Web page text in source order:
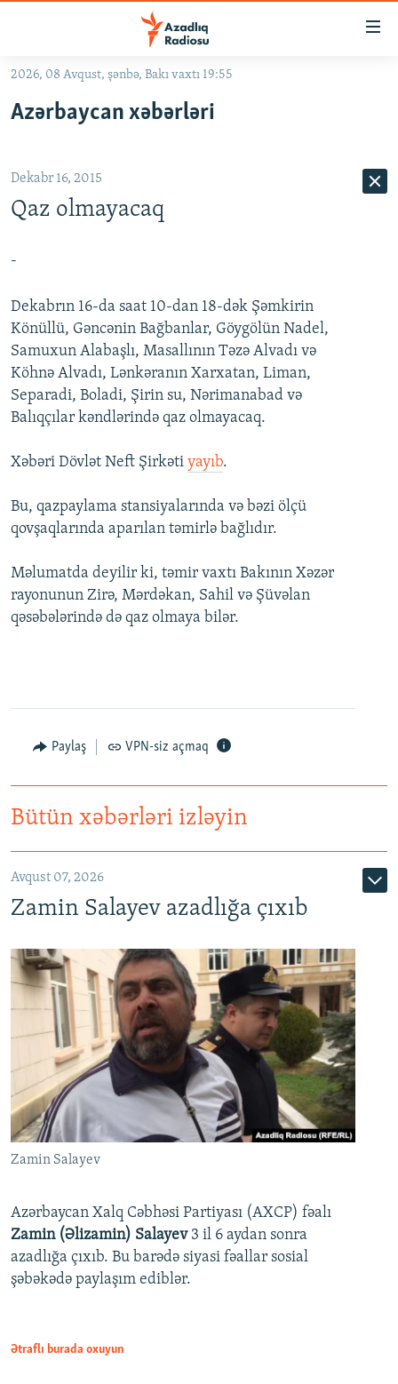
Əsas
qayıt
qayıt
Axtarışa
keçFƏRQƏ BAX
MULTIMEDIA
VIDEO
FOTOQALEREYA
İNFOQRAFIKA
RADIO ARXIV
AZƏRBAYCAN ƏDƏBIYYATI KITABXANASI
HAQQIMIZDA
MISSIYAMIZ
AZADLIQRADIOSU MOBIL TELEFONUNUZDA
XƏBƏR BÜLLETENLƏRIMIZ
BIZI IZLƏ
RFE/RL-in bütün saytları
2026, 08 Avqust, şənbə, Bakı vaxtı 19:55
Azərbaycan xəbərləri
Dekabr 16, 2015
Qaz olmayacaq
-
Dekabrın 16-da saat 10-dan 18-dək Şəmkirin
Könüllü, Gəncənin Bağbanlar, Göygölün Nadel,
Samuxun Alabaşlı, Masallının Təzə Alvadı və
Köhnə Alvadı, Lənkəranın Xarxatan, Liman,
Separadi, Boladi, Şirin su, Nərimanabad və
Balıqçılar kəndlərində qaz olmayacaq.
Xəbəri Dövlət Neft Şirkəti yayıb.
Bu, qazpaylama stansiyalarında və bəzi ölçü
qovşaqlarında aparılan təmirlə bağlıdır.
Məlumatda deyilir ki, təmir vaxtı Bakının Xəzər
rayonunun Zirə, Mərdəkan, Sahil və Şüvəlan
qəsəbələrində də qaz olmaya bilər.
Paylaş VPN-siz açmaq
Bütün xəbərləri izləyin
Avqust 07, 2026
Zamin Salayev azadlığa çıxıb
Zamin Salayev
Azərbaycan Xalq Cəbhəsi Partiyası (AXCP) fəalı
Zamin (Əlizamin) Salayev 3 il 6 aydan sonra
azadlığa çıxıb. Bu barədə siyasi fəallar sosial
şəbəkədə paylaşım ediblər.
Ətraflı burada oxuyun